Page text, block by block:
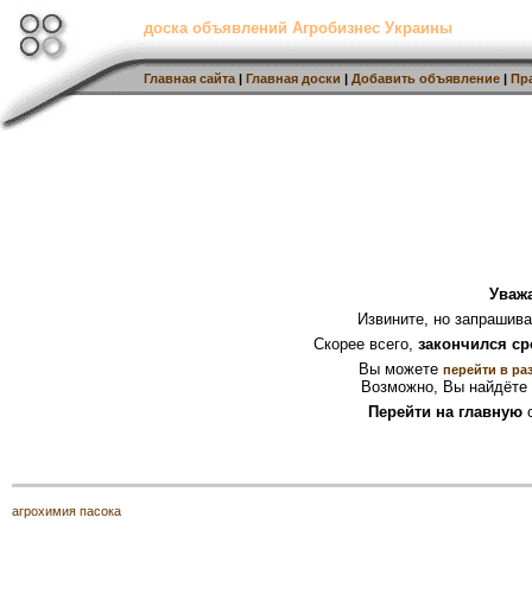
доска объявлений Агробизнес Украины
Главная сайта | Главная доски | Добавить объявление |
Извините, но
Скорее всего, закончился
Вы можете перейти в
Возможно, Вы найдёте
Перейти на главную
агрохимия пасока